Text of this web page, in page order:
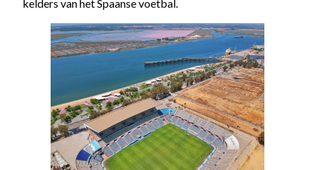
kelders van het Spaanse voetbal.